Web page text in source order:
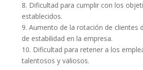
8. Dificultad para cumplir con los
establecidos.
9. Aumento de la rotación de clientes
de estabilidad en la empresa.
10. Dificultad para retener a los
talentosos y valiosos.